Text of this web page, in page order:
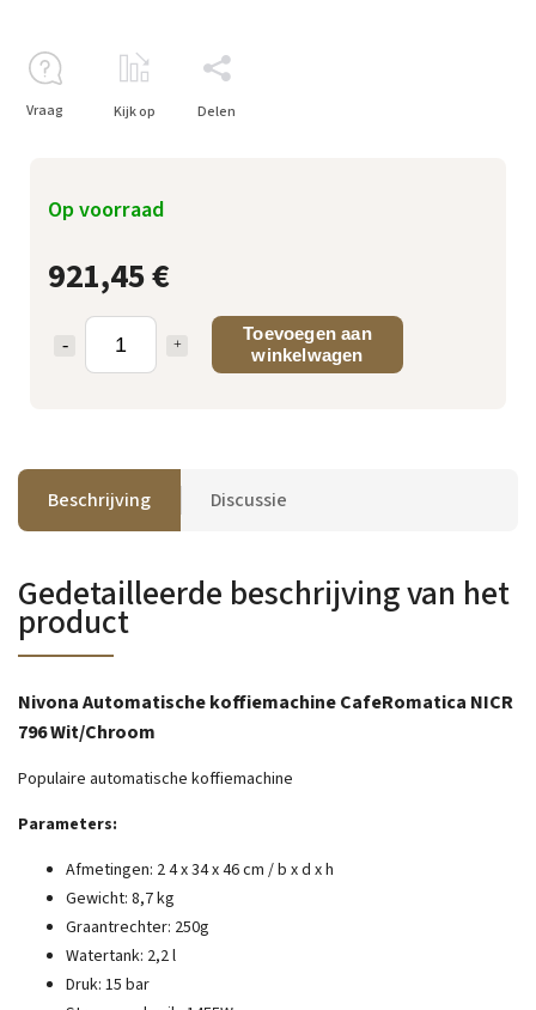
921,45 €
Toevoegen aan
winkelwagen
Op voorraad
Vraag Kijk op Delen
Beschrijving Discussie
Gedetailleerde beschrijving van het
product
Nivona Automatische koffiemachine CafeRomatica NICR
796 Wit/Chroom
Populaire automatische koffiemachine
Parameters:
Afmetingen: 24 x 34 x 46 cm / b x d x h
Gewicht: 8,7 kg
Graantrechter: 250g
Watertank: 2,2 l
Druk: 15 bar